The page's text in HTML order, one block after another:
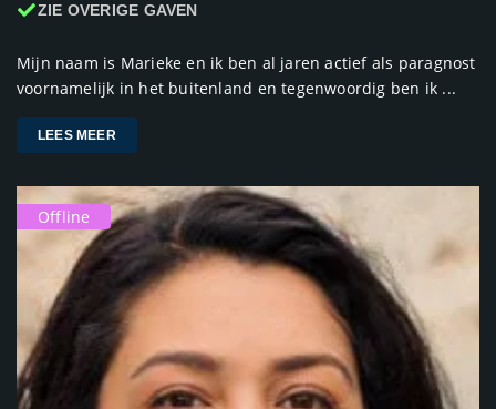
ZIE OVERIGE GAVEN
Mijn naam is Marieke en ik ben al jaren actief als paragnost
voornamelijk in het buitenland en tegenwoordig ben ik ...
LEES MEER
Offline